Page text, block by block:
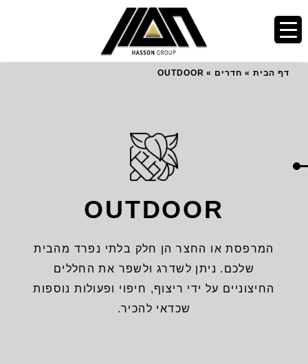
דף הבית » חדרים »
OUTDOOR
OUTDOOR
המרפסת או החצר הן חלק בלתי נפרד מהבית
שלכם. ניתן לשדרג ולשפר את החללים
החיצוניים על ידי ריצוף, חיפוי ופעולות נוספות
שכדאי להכיר.